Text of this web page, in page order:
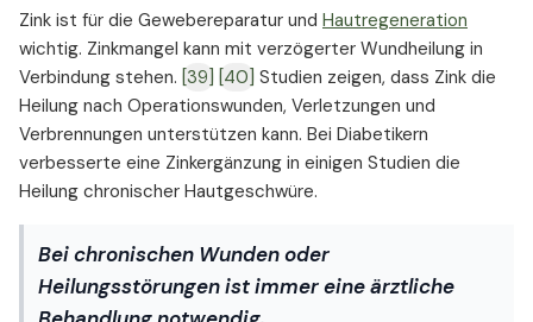
Zink ist für die Gewebereparatur und Hautregeneration
wichtig. Zinkmangel kann mit verzögerter Wundheilung in
Verbindung stehen. [39] [40] Studien zeigen, dass Zink die
Heilung nach Operationswunden, Verletzungen und
Verbrennungen unterstützen kann. Bei Diabetikern
verbesserte eine Zinkergänzung in einigen Studien die
Heilung chronischer Hautgeschwüre.
Bei chronischen Wunden oder
Heilungsstörungen ist immer eine ärztliche